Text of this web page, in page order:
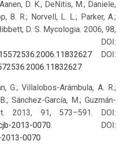
D. K.; DeNitis, M.; Daniele,
B. R.; Norvell, L. L.; Parker, A.;
D. S. Mycologia. 2006, 98,
DOI:
DOI:
G.; Villalobos-Arámbula, A. R.;
Sánchez-García, M.; Guzmán-
2013, 91, 573–591. DOI:
2013-0070. DOI:
0070